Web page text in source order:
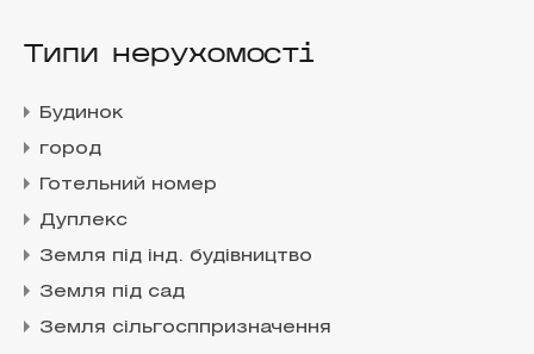
Типи нерухомості
Будинок
город
Готельний номер
Дуплекс
Земля під інд. будівництво
Земля під сад
Земля сільгосппризначення